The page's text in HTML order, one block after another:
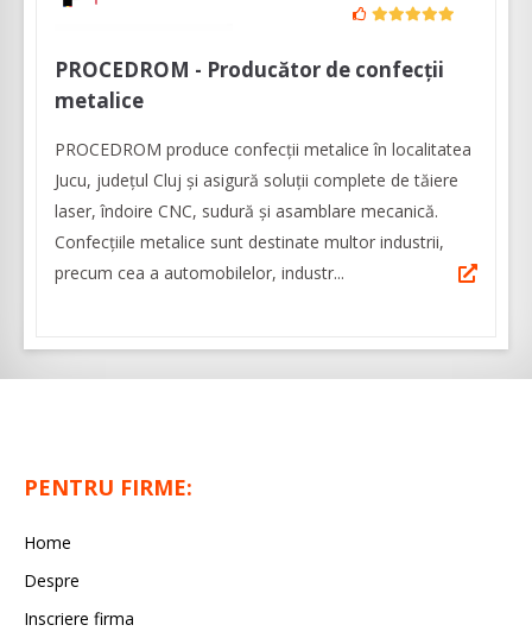
PROCEDROM - Producător de confecții
metalice
PROCEDROM produce confecții metalice în localitatea
Jucu, județul Cluj și asigură soluții complete de tăiere
laser, îndoire CNC, sudură și asamblare mecanică.
Confecțiile metalice sunt destinate multor industrii,
precum cea a automobilelor, industr...
PENTRU FIRME:
Home
Despre
Inscriere firma